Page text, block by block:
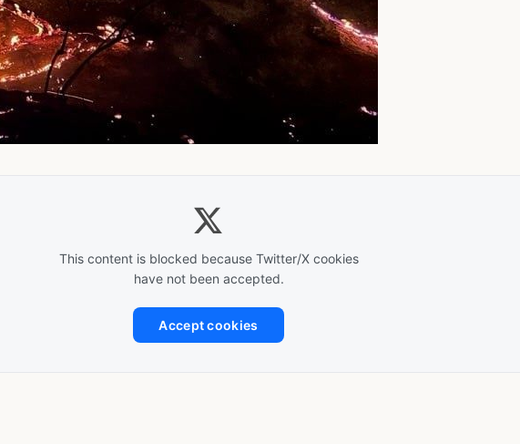
This content is blocked because Twitter/X cookies
have not been accepted.
Accept cookies